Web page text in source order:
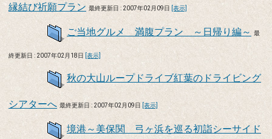
縁結び祈願プラン 最終更新日 : 2007年02月09日 [表示]
ご当地グルメ 満腹プラン ～日帰り編～ 最
終更新日 : 2007年02月18日 [表示]
秋の大山ループドライブ紅葉のドライビング
シアターへ 最終更新日 : 2007年02月09日 [表示]
境港～美保関 弓ヶ浜を巡る初詣シーサイド